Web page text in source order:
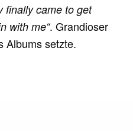
finally came to get
with me“. Grandioser
Albums setzte.